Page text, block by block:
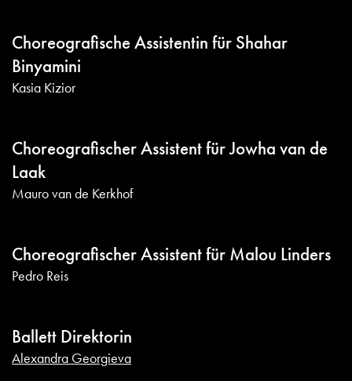
Choreografische Assistentin für Shahar
Binyamini
Kasia Kizior
Choreografischer Assistent für Jowha van de
Laak
Mauro van de Kerkhof
Choreografischer Assistent für Malou Linders
Pedro Reis
Ballett Direktorin
Alexandra Georgieva